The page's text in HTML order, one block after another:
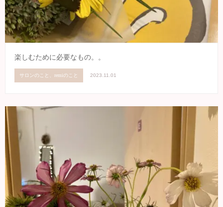
楽しむために必要なもの。。
サロンのこと、remiのこと 2023.11.01